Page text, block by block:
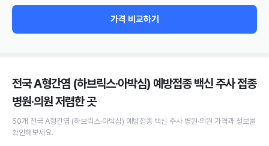
가격 비교하기
전국 A형간염 (하브릭스·아박심) 예방접종 백신 주사 접종
병원·의원저렴한 곳
50개 전국 A형간염 (하브릭스·아박심) 예방접종 백신 주사 병원·의원 가격과 정보를
확인해보세요.